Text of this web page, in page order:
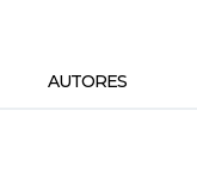
AUTORES